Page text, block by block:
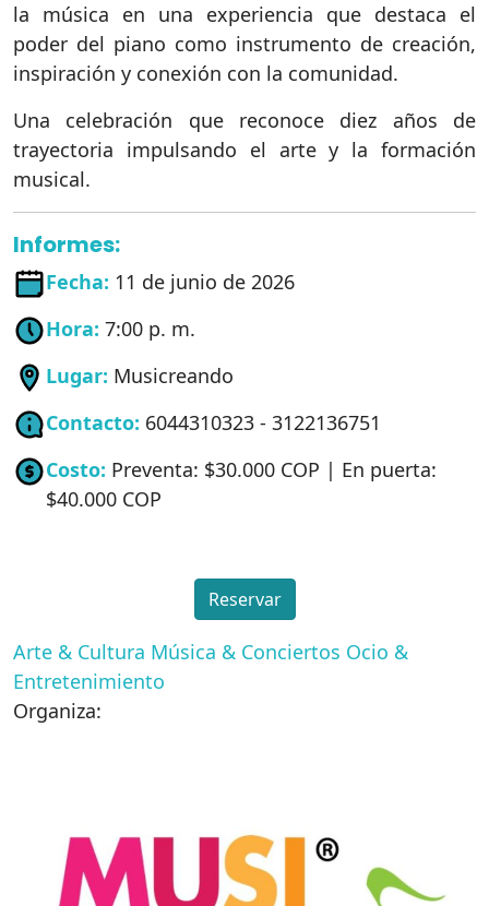
la música en una experiencia que destaca el
poder del piano como instrumento de creación,
inspiración y conexión con la comunidad.
Una celebración que reconoce diez años de
trayectoria impulsando el arte y la formación
musical.
Informes:
Fecha: 11 de junio de 2026
Hora: 7:00 p. m.
Lugar: Musicreando
Contacto: 6044310323 - 3122136751
Costo: Preventa: $30.000 COP | En puerta:
$40.000 COP
Reservar
Arte & Cultura Música & Conciertos Ocio &
Entretenimiento
Organiza: